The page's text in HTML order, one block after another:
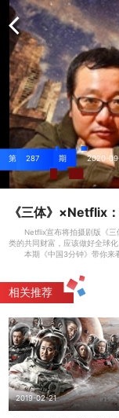
第 287 期 2020-
《三体》×Netflix
Netflix宣布将拍摄剧版《三
类的共同财富，应该做好全球
本期《中国3分钟》带你来
相关推荐
2019-02-21